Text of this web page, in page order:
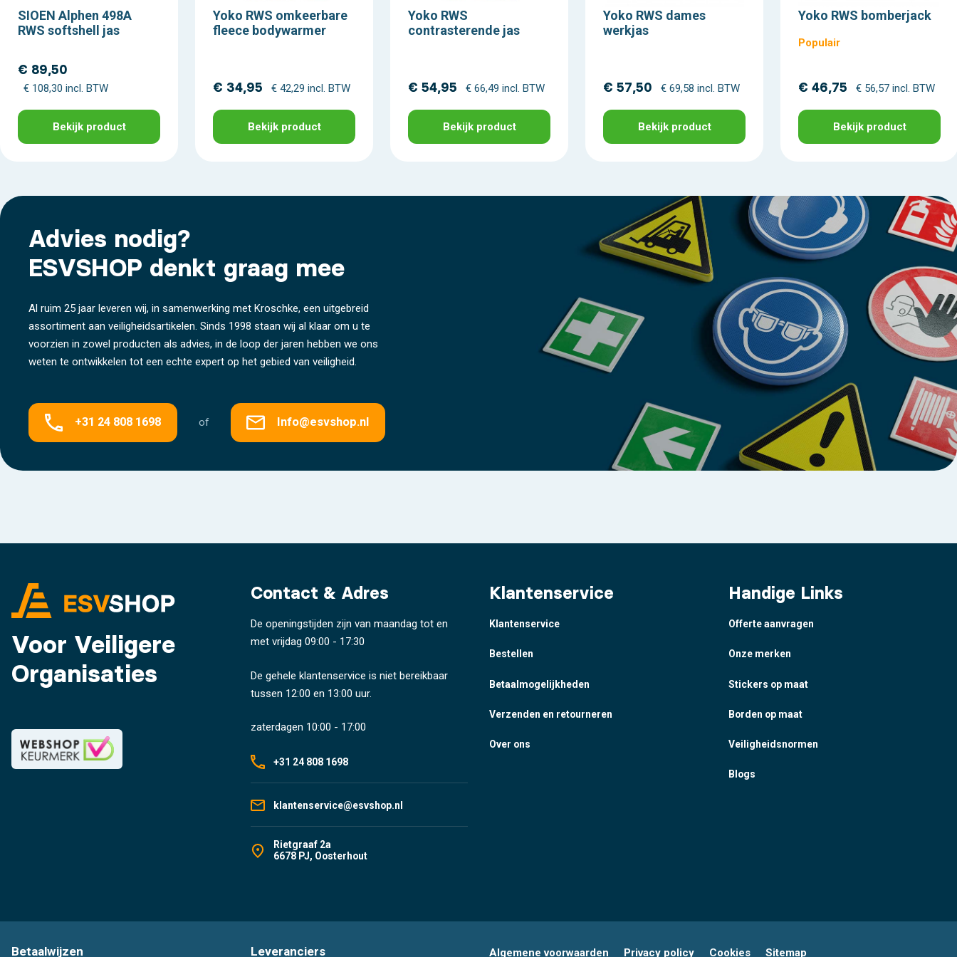
SIOEN Alphen 498A
RWS softshell jas
€ 89,50
€ 108,30 incl. BTW
Bekijk product
Yoko RWS omkeerbare
fleece bodywarmer
€ 34,95 € 42,29 incl. BTW
Bekijk product
Yoko RWS
contrasterende jas
€ 54,95 € 66,49 incl. BTW
Bekijk product
Yoko RWS dames
werkjas
€ 57,50 € 69,58 incl. BTW
Bekijk product
Yoko RWS bomberjack
Populair
€ 46,75 € 56,57 incl. BTW
Bekijk product
Advies nodig?
ESVSHOP denkt graag mee
Al ruim 25 jaar leveren wij, in samenwerking met Kroschke, een uitgebreid
assortiment aan veiligheidsartikelen. Sinds 1998 staan wij al klaar om u te
voorzien in zowel producten als advies, in de loop der jaren hebben we ons
weten te ontwikkelen tot een echte expert op het gebied van veiligheid.
+31 24 808 1698 of Info@esvshop.nl
Voor Veiligere
Organisaties
Contact & Adres
De openingstijden zijn van maandag tot en
met vrijdag 09:00 - 17:30
De gehele klantenservice is niet bereikbaar
tussen 12:00 en 13:00 uur.
zaterdagen 10:00 - 17:00
+31 24 808 1698
klantenservice@esvshop.nl
Rietgraaf 2a
6678 PJ, Oosterhout
Klantenservice
Klantenservice
Bestellen
Betaalmogelijkheden
Verzenden en retourneren
Over ons
Handige Links
Offerte aanvragen
Onze merken
Stickers op maat
Borden op maat
Veiligheidsnormen
Blogs
Betaalwijzen Leveranciers Algemene voorwaarden Privacy policy Cookies Sitemap